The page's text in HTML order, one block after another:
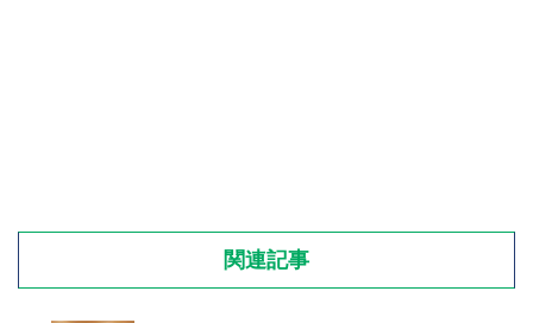
関連記事